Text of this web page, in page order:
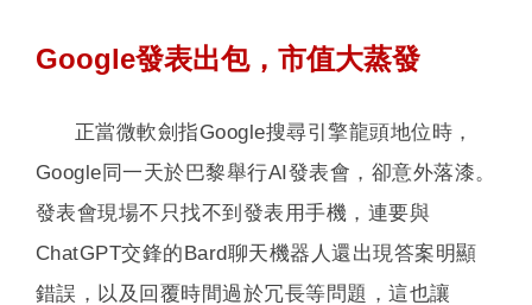
Google發表出包，市值大蒸發
正當微軟劍指Google搜尋引擎龍頭地位時，
Google同一天於巴黎舉行AI發表會，卻意外落漆。
發表會現場不只找不到發表用手機，連要與
ChatGPT交鋒的Bard聊天機器人還出現答案明顯
錯誤，以及回覆時間過於冗長等問題，這也讓